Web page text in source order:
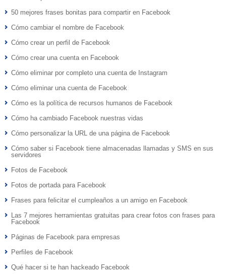
50 mejores frases bonitas para compartir en Facebook
Cómo cambiar el nombre de Facebook
Cómo crear un perfil de Facebook
Cómo crear una cuenta en Facebook
Cómo eliminar por completo una cuenta de Instagram
Cómo eliminar una cuenta de Facebook
Cómo es la política de recursos humanos de Facebook
Cómo ha cambiado Facebook nuestras vidas
Cómo personalizar la URL de una página de Facebook
Cómo saber si Facebook tiene almacenadas llamadas y SMS en sus
servidores
Fotos de Facebook
Fotos de portada para Facebook
Frases para felicitar el cumpleaños a un amigo en Facebook
Las 7 mejores herramientas gratuitas para crear fotos con frases para
Facebook
Páginas de Facebook para empresas
Perfiles de Facebook
Qué hacer si te han hackeado Facebook